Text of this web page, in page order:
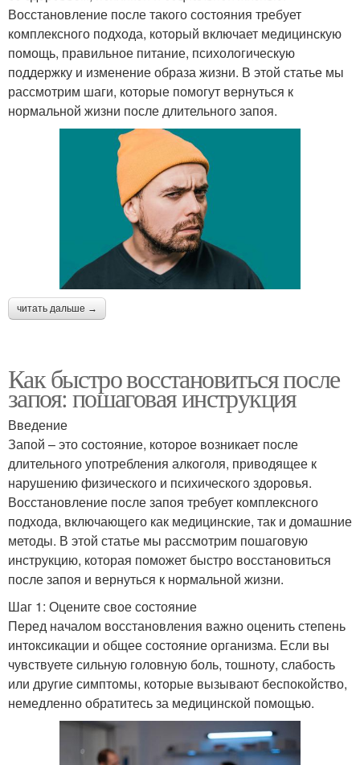
Восстановление после такого состояния требует
комплексного подхода, который включает медицинскую
помощь, правильное питание, психологическую
поддержку и изменение образа жизни. В этой статье мы
рассмотрим шаги, которые помогут вернуться к
нормальной жизни после длительного запоя.
читать дальше →
Как быстро восстановиться после
запоя: пошаговая инструкция
Введение
Запой – это состояние, которое возникает после
длительного употребления алкоголя, приводящее к
нарушению физического и психического здоровья.
Восстановление после запоя требует комплексного
подхода, включающего как медицинские, так и домашние
методы. В этой статье мы рассмотрим пошаговую
инструкцию, которая поможет быстро восстановиться
после запоя и вернуться к нормальной жизни.
Шаг 1: Оцените свое состояние
Перед началом восстановления важно оценить степень
интоксикации и общее состояние организма. Если вы
чувствуете сильную головную боль, тошноту, слабость
или другие симптомы, которые вызывают беспокойство,
немедленно обратитесь за медицинской помощью.